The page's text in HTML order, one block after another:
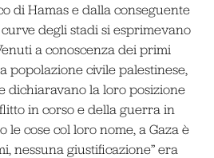
di Hamas e dalla conseguente
degli stadi si esprimevano
a conoscenza dei primi
popolazione civile palestinese,
dichiaravano la loro posizione
in corso e della guerra in
le cose col loro nome, a Gaza è
nessuna giustificazione” era